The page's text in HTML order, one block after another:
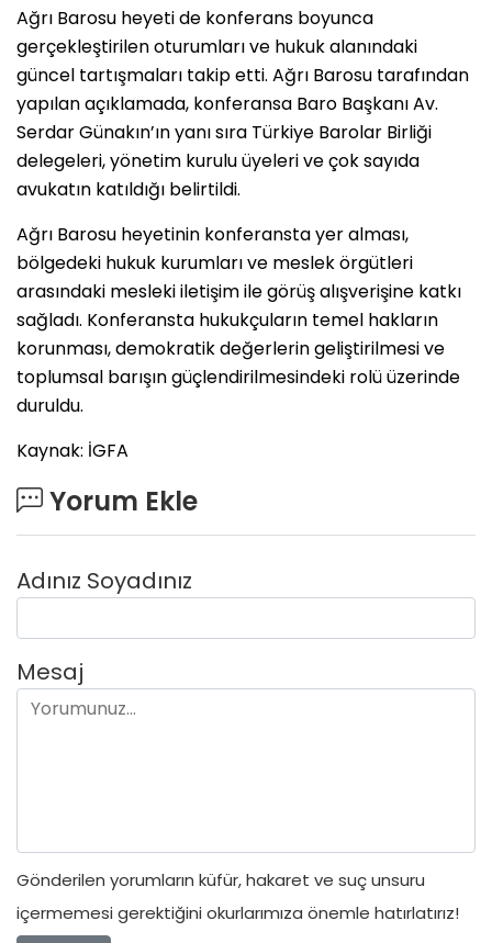
Ağrı Barosu heyeti de konferans boyunca
gerçekleştirilen oturumları ve hukuk alanındaki
güncel tartışmaları takip etti. Ağrı Barosu tarafından
yapılan açıklamada, konferansa Baro Başkanı Av.
Serdar Günakın’ın yanı sıra Türkiye Barolar Birliği
delegeleri, yönetim kurulu üyeleri ve çok sayıda
avukatın katıldığı belirtildi.
Ağrı Barosu heyetinin konferansta yer alması,
bölgedeki hukuk kurumları ve meslek örgütleri
arasındaki mesleki iletişim ile görüş alışverişine katkı
sağladı. Konferansta hukukçuların temel hakların
korunması, demokratik değerlerin geliştirilmesi ve
toplumsal barışın güçlendirilmesindeki rolü üzerinde
duruldu.
Kaynak: İGFA
Yorum Ekle
Adınız Soyadınız
Mesaj
Gönderilen yorumların küfür, hakaret ve suç unsuru
içermemesi gerektiğini okurlarımıza önemle hatırlatırız!